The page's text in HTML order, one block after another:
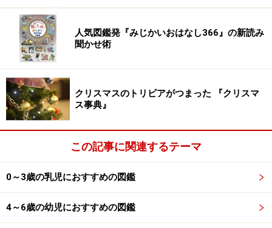
べる」という方法で迫っていく図鑑です。
たとえば、小さな動物のサイズを小学生の手のひらと比
較することで、子どもたちは実際に自分の手を見なが
ら、その小ささを体で感じることができます。
手にのせることで、大きさがより分かりやすくなる― 比べる
という行為を通して子どもたちに新たな視点を提示すること
で、考える力を育むことができます
子どもたちは、その意外性のある取り合わせに驚かされ
ながらも、身近なものに引き付けて考えることで、より
人気図鑑発『みじかいおはなし366』の新読み
聞かせ術
クリスマスのトリビアがつまった 『クリスマ
ス事典』
この記事に関連するテーマ
0～3歳の乳児におすすめの図鑑
4～6歳の幼児におすすめの図鑑